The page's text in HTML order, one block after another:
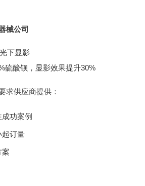
械公司
下显影
硫酸钡，显影效果提升30%
求供应商提供：
功案例
起订量
案